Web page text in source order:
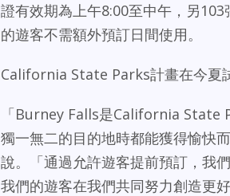
證有效期為上午8:00至中午，另
的遊客不需額外預訂日間使用。
California State Parks計畫在今夏
「Burney Falls是California State
獨一無二的目的地時都能獲得愉
說。「通過允許遊客提前預訂，我
我們的遊客在我們共同努力創造更